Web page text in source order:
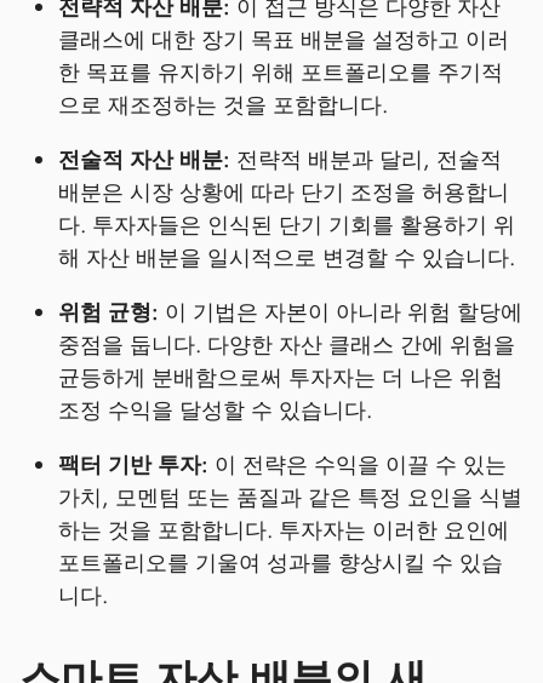
전략적 자산 배분: 이 접근 방식은 다양한 자산
클래스에 대한 장기 목표 배분을 설정하고 이러
한 목표를 유지하기 위해 포트폴리오를 주기적
으로 재조정하는 것을 포함합니다.
전술적 자산 배분: 전략적 배분과 달리, 전술적
배분은 시장 상황에 따라 단기 조정을 허용합니
다. 투자자들은 인식된 단기 기회를 활용하기 위
해 자산 배분을 일시적으로 변경할 수 있습니다.
위험 균형: 이 기법은 자본이 아니라 위험 할당에
중점을 둡니다. 다양한 자산 클래스 간에 위험을
균등하게 분배함으로써 투자자는 더 나은 위험
조정 수익을 달성할 수 있습니다.
팩터 기반 투자: 이 전략은 수익을 이끌 수 있는
가치, 모멘텀 또는 품질과 같은 특정 요인을 식별
하는 것을 포함합니다. 투자자는 이러한 요인에
포트폴리오를 기울여 성과를 향상시킬 수 있습
니다.